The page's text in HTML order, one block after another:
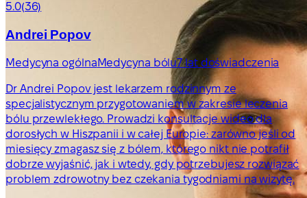
5.0(36)
Andrei Popov
Medycyna ogólnaMedycyna bólu7 lat doświadczenia
Dr Andrei Popov jest lekarzem rodzinnym ze
specjalistycznym przygotowaniem w zakresie leczenia
bólu przewlekłego. Prowadzi konsultacje wideo dla
dorosłych w Hiszpanii i w całej Europie: zarówno jeśli od
miesięcy zmagasz się z bólem, którego nikt nie potrafił
dobrze wyjaśnić, jak i wtedy, gdy potrzebujesz rozwiązać
problem zdrowotny bez czekania tygodniami na wizytę.